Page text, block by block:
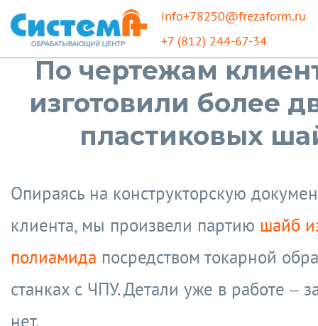
info+78250@frezaform.ru
+7 (812) 244-67-34
По чертежам
изготовили более
пластиковых
Опираясь на конструкторскую
клиента, мы произвели партию шайб
полиамида посредством токарной
станках с ЧПУ. Детали уже в работе –
нет.